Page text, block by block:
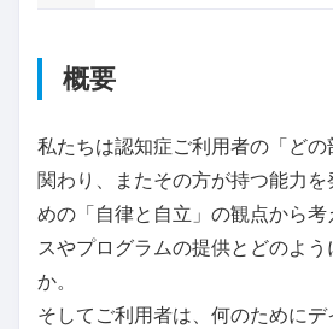
概要
私たちは認知症ご利用者の「どの
関わり、またその方が持つ能力
めの「自律と自立」の観点から
スやプログラムの提供とどのよ
か。
そしてご利用者は、何のために